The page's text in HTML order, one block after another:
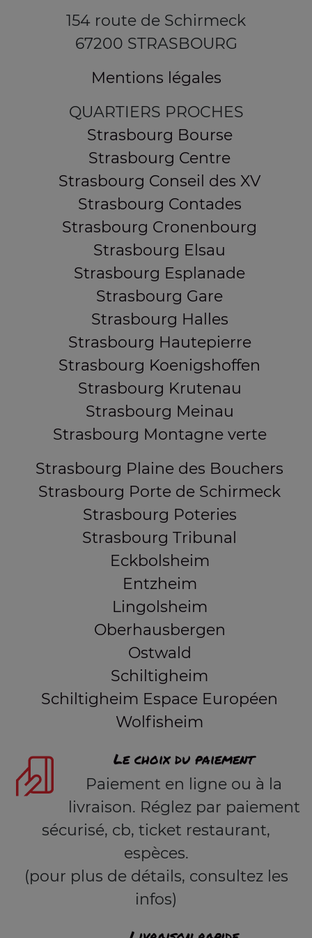
154 route de Schirmeck
67200 STRASBOURG
Mentions légales
QUARTIERS PROCHES
Strasbourg Bourse
Strasbourg Centre
Strasbourg Conseil des XV
Strasbourg Contades
Strasbourg Cronenbourg
Strasbourg Elsau
Strasbourg Esplanade
Strasbourg Gare
Strasbourg Halles
Strasbourg Hautepierre
Strasbourg Koenigshoffen
Strasbourg Krutenau
Strasbourg Meinau
Strasbourg Montagne verte
Strasbourg Plaine des Bouchers
Strasbourg Porte de Schirmeck
Strasbourg Poteries
Strasbourg Tribunal
Eckbolsheim
Entzheim
Lingolsheim
Oberhausbergen
Ostwald
Schiltigheim
Schiltigheim Espace Européen
Wolfisheim
Le choix du paiement
Paiement en ligne ou à la
livraison. Réglez par paiement
sécurisé, cb, ticket restaurant,
espèces.
(pour plus de détails, consultez les
infos)